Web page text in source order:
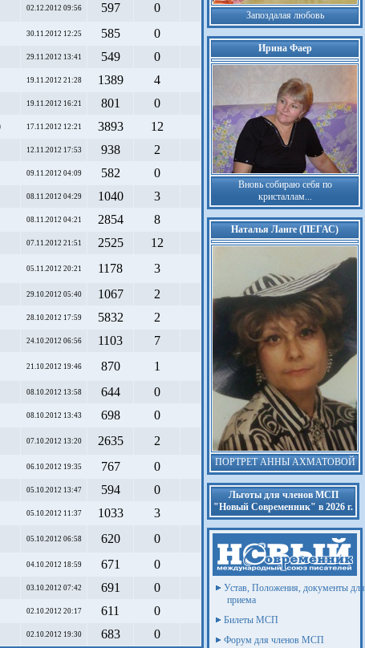
02.12.2012 09:56 597 0
30.11.2012 12:25 585 0
29.11.2012 13:41 549 0
19.11.2012 21:28 1389 4
19.11.2012 16:21 801 0
17.11.2012 12:21 3893 12
12.11.2012 17:53 938 2
09.11.2012 04:09 582 0
08.11.2012 04:29 1040 3
08.11.2012 04:21 2854 8
07.11.2012 21:51 2525 12
05.11.2012 20:21 1178 3
29.10.2012 05:40 1067 2
28.10.2012 17:59 5832 2
24.10.2012 06:56 1103 7
21.10.2012 19:46 870 1
08.10.2012 13:58 644 0
08.10.2012 13:43 698 0
07.10.2012 13:20 2635 2
06.10.2012 19:35 767 0
05.10.2012 13:47 594 0
05.10.2012 11:37 1033 3
05.10.2012 06:58 620 0
04.10.2012 18:59 671 0
03.10.2012 07:42 691 0
02.10.2012 20:17 611 0
02.10.2012 19:30 683 0
Запоздалая любовь
Ирина Фаер
Вновь собираю себя по
кристаллам...
Наталья Ланге (ПЕГАС)
ПОРТРЕТ АННЫ АХМАТОВОЙ
Льготы для членов МСП
"Новый Современник" в 2026 г.
Устав, Положения, документы для
приема
Билеты МСП
Форум для членов МСП